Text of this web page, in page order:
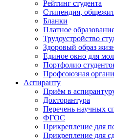
Рейтинг студента
Стипендия,
Бланки
Платное
Трудоустройство
Здоровый образ
Единое окно для
Портфолио
Профсоюзная
Аспиранту
Приём в
Докторантура
Перечень научных
ФГОС
Прикрепление для
Прикрепление для